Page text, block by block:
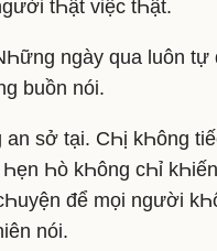
tҺật việc tҺật.
ngày qua luôn tự
buồn nói.
sở tại. CҺị kҺông
Һò kҺông cҺỉ
để mọi người
nói.